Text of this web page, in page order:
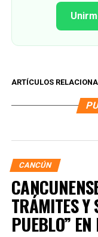
ARTÍCULOS
CANCÚN
TRÁMITES Y
PUEBLO”